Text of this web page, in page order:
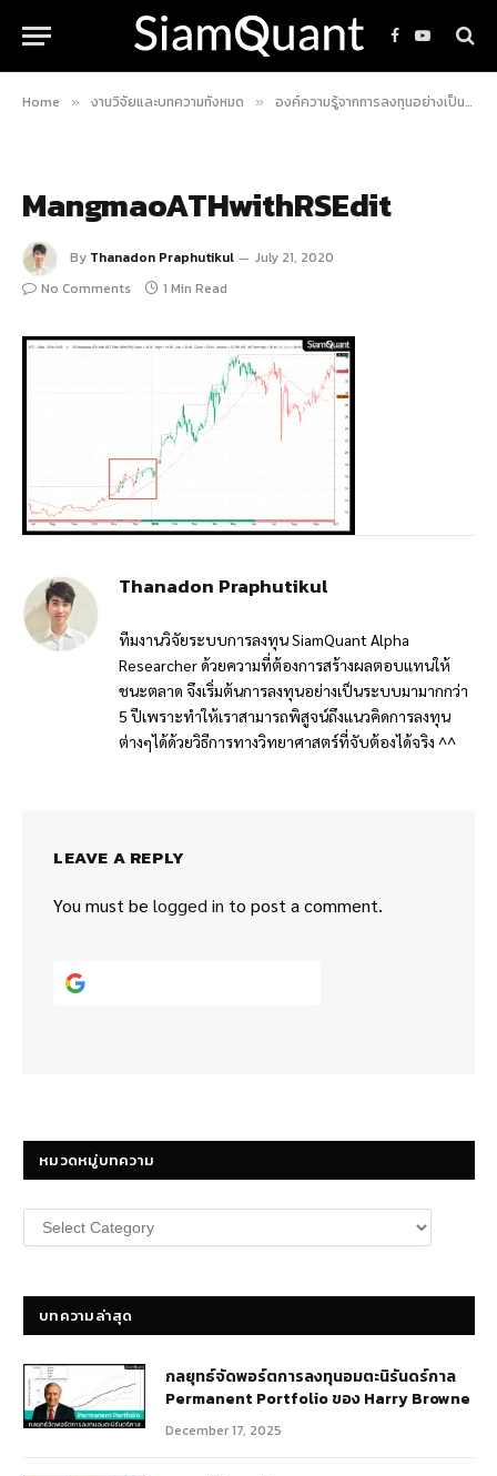
Facebook
YouTube
Home » งานวิจัยและบทความทั้งหมด » องค์ความรู้จากการลงทุนอย่างเป็นระบบ
MangmaoATHwithRSEdit
By Thanadon Praphutikul
July 21, 2020
No Comments
1 Min Read
Thanadon Praphutikul
ทีมงานวิจัยระบบการลงทุน SiamQuant Alpha
Researcher ด้วยความที่ต้องการสร้างผลตอบแทนให้
ชนะตลาด จึงเริ่มต้นการลงทุนอย่างเป็นระบบมามากกว่า
5 ปีเพราะทำให้เราสามารถพิสูจน์ถึงแนวคิดการลงทุน
ต่างๆได้ด้วยวิธีการทางวิทยาศาสตร์ที่จับต้องได้จริง ^^
LEAVE A REPLY
You must be logged in to post a comment.
หมวดหมู่บทความ
หมวด
หมู่
บทความล่าสุด
กลยุทธ์​จัดพอร์ตการลงทุนอมตะนิรันดร์กาล
Permanent Portfolio ของ Harry Browne
December 17, 2025